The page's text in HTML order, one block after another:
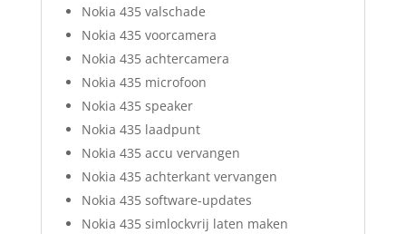
Nokia 435 valschade
Nokia 435 voorcamera
Nokia 435 achtercamera
Nokia 435 microfoon
Nokia 435 speaker
Nokia 435 laadpunt
Nokia 435 accu vervangen
Nokia 435 achterkant vervangen
Nokia 435 software-updates
Nokia 435 simlockvrij laten maken